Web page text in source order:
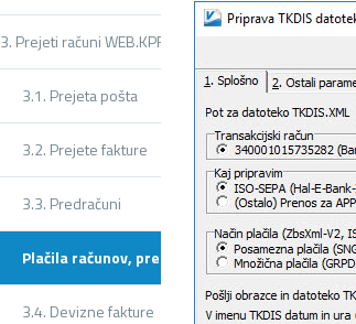
3. Prejeti računi WEB.KPF
3.1. Prejeta pošta
3.2. Prejete fakture
3.3. Predračuni
Plačila računov, predračunov
3.4. Devizne fakture